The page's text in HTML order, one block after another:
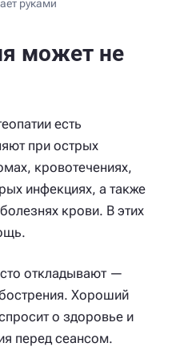
руками
может не
есть
при острых
кровотечениях,
инфекциях, а также
крови. В этих
откладывают —
Хороший
о здоровье и
перед сеансом.